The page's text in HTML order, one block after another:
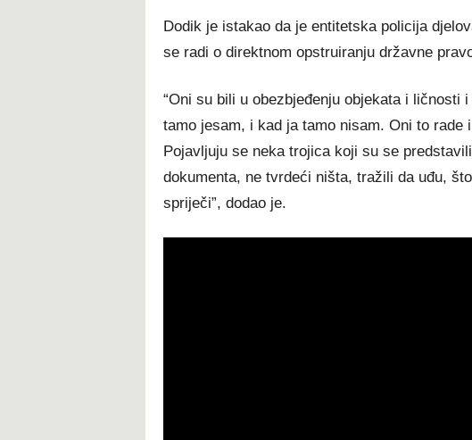
Dodik je istakao da je entitetska policija
se radi o direktnom opstruiranju državne
“Oni su bili u obezbjeđenju objekata i ličnosti
tamo jesam, i kad ja tamo nisam. Oni to
Pojavljuju se neka trojica koji su se
dokumenta, ne tvrdeći ništa, tražili da uđu,
spriječi”, dodao je.